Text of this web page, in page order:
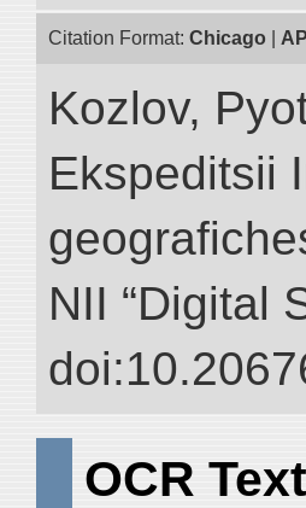
Citation Format: Chicago
Kozlov,
Ekspeditsii
NII “Digital
OCR Text